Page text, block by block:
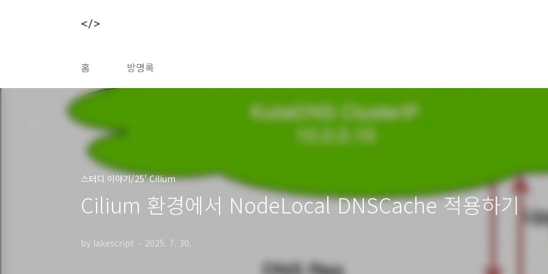
홈 방명록
스터디 이야기/25' Cilium
Cilium 환경에서 NodeLocal DNSCache 적용하기
by lakescript 2025. 7. 30.